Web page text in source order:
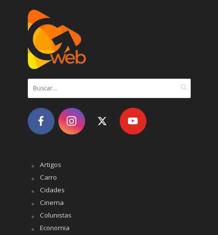
Artigos
Carro
Cidades
Cinema
Colunistas
Economia